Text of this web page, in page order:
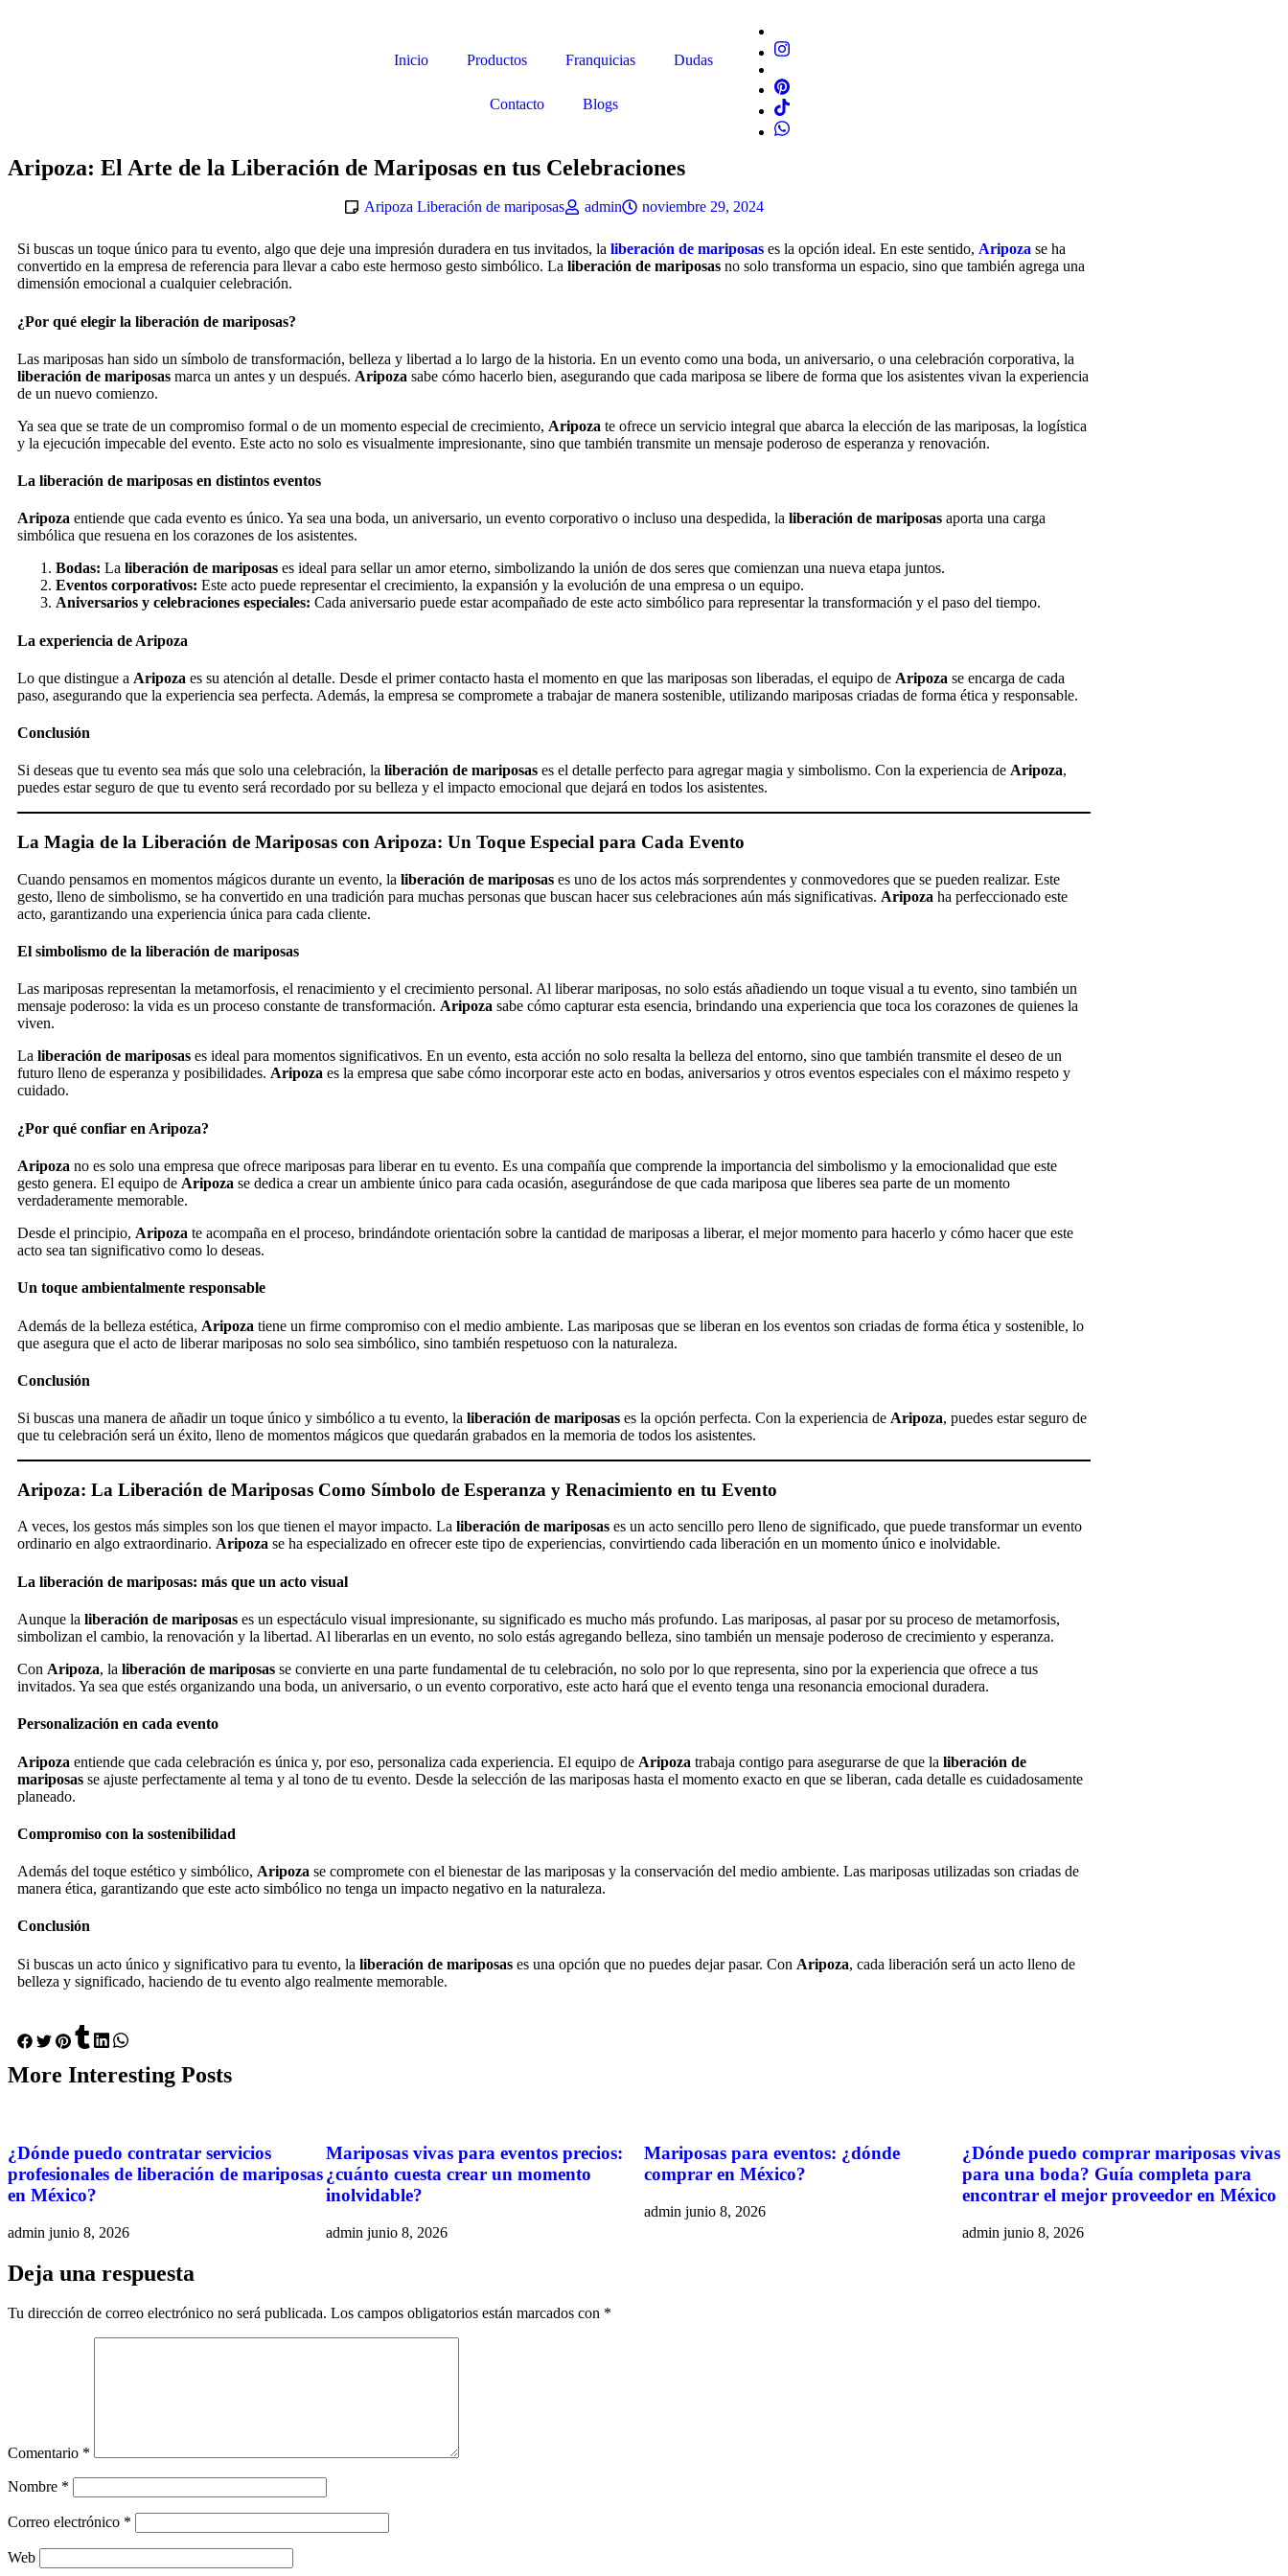
Inicio Productos Franquicias Dudas
Contacto Blogs
Aripoza: El Arte de la Liberación de Mariposas en tus Celebraciones
Aripoza Liberación de mariposas admin noviembre 29, 2024
Si buscas un toque único para tu evento, algo que deje una impresión duradera en tus invitados, la liberación de mariposas es la opción ideal. En este sentido, Aripoza se ha
convertido en la empresa de referencia para llevar a cabo este hermoso gesto simbólico. La liberación de mariposas no solo transforma un espacio, sino que también agrega una
dimensión emocional a cualquier celebración.
¿Por qué elegir la liberación de mariposas?
Las mariposas han sido un símbolo de transformación, belleza y libertad a lo largo de la historia. En un evento como una boda, un aniversario, o una celebración corporativa, la
liberación de mariposas marca un antes y un después. Aripoza sabe cómo hacerlo bien, asegurando que cada mariposa se libere de forma que los asistentes vivan la experiencia
de un nuevo comienzo.
Ya sea que se trate de un compromiso formal o de un momento especial de crecimiento, Aripoza te ofrece un servicio integral que abarca la elección de las mariposas, la logística
y la ejecución impecable del evento. Este acto no solo es visualmente impresionante, sino que también transmite un mensaje poderoso de esperanza y renovación.
La liberación de mariposas en distintos eventos
Aripoza entiende que cada evento es único. Ya sea una boda, un aniversario, un evento corporativo o incluso una despedida, la liberación de mariposas aporta una carga
simbólica que resuena en los corazones de los asistentes.
Bodas: La liberación de mariposas es ideal para sellar un amor eterno, simbolizando la unión de dos seres que comienzan una nueva etapa juntos.
Eventos corporativos: Este acto puede representar el crecimiento, la expansión y la evolución de una empresa o un equipo.
Aniversarios y celebraciones especiales: Cada aniversario puede estar acompañado de este acto simbólico para representar la transformación y el paso del tiempo.
La experiencia de Aripoza
Lo que distingue a Aripoza es su atención al detalle. Desde el primer contacto hasta el momento en que las mariposas son liberadas, el equipo de Aripoza se encarga de cada
paso, asegurando que la experiencia sea perfecta. Además, la empresa se compromete a trabajar de manera sostenible, utilizando mariposas criadas de forma ética y responsable.
Conclusión
Si deseas que tu evento sea más que solo una celebración, la liberación de mariposas es el detalle perfecto para agregar magia y simbolismo. Con la experiencia de Aripoza,
puedes estar seguro de que tu evento será recordado por su belleza y el impacto emocional que dejará en todos los asistentes.
La Magia de la Liberación de Mariposas con Aripoza: Un Toque Especial para Cada Evento
Cuando pensamos en momentos mágicos durante un evento, la liberación de mariposas es uno de los actos más sorprendentes y conmovedores que se pueden realizar. Este
gesto, lleno de simbolismo, se ha convertido en una tradición para muchas personas que buscan hacer sus celebraciones aún más significativas. Aripoza ha perfeccionado este
acto, garantizando una experiencia única para cada cliente.
El simbolismo de la liberación de mariposas
Las mariposas representan la metamorfosis, el renacimiento y el crecimiento personal. Al liberar mariposas, no solo estás añadiendo un toque visual a tu evento, sino también un
mensaje poderoso: la vida es un proceso constante de transformación. Aripoza sabe cómo capturar esta esencia, brindando una experiencia que toca los corazones de quienes la
viven.
La liberación de mariposas es ideal para momentos significativos. En un evento, esta acción no solo resalta la belleza del entorno, sino que también transmite el deseo de un
futuro lleno de esperanza y posibilidades. Aripoza es la empresa que sabe cómo incorporar este acto en bodas, aniversarios y otros eventos especiales con el máximo respeto y
cuidado.
¿Por qué confiar en Aripoza?
Aripoza no es solo una empresa que ofrece mariposas para liberar en tu evento. Es una compañía que comprende la importancia del simbolismo y la emocionalidad que este
gesto genera. El equipo de Aripoza se dedica a crear un ambiente único para cada ocasión, asegurándose de que cada mariposa que liberes sea parte de un momento
verdaderamente memorable.
Desde el principio, Aripoza te acompaña en el proceso, brindándote orientación sobre la cantidad de mariposas a liberar, el mejor momento para hacerlo y cómo hacer que este
acto sea tan significativo como lo deseas.
Un toque ambientalmente responsable
Además de la belleza estética, Aripoza tiene un firme compromiso con el medio ambiente. Las mariposas que se liberan en los eventos son criadas de forma ética y sostenible, lo
que asegura que el acto de liberar mariposas no solo sea simbólico, sino también respetuoso con la naturaleza.
Conclusión
Si buscas una manera de añadir un toque único y simbólico a tu evento, la liberación de mariposas es la opción perfecta. Con la experiencia de Aripoza, puedes estar seguro de
que tu celebración será un éxito, lleno de momentos mágicos que quedarán grabados en la memoria de todos los asistentes.
Aripoza: La Liberación de Mariposas Como Símbolo de Esperanza y Renacimiento en tu Evento
A veces, los gestos más simples son los que tienen el mayor impacto. La liberación de mariposas es un acto sencillo pero lleno de significado, que puede transformar un evento
ordinario en algo extraordinario. Aripoza se ha especializado en ofrecer este tipo de experiencias, convirtiendo cada liberación en un momento único e inolvidable.
La liberación de mariposas: más que un acto visual
Aunque la liberación de mariposas es un espectáculo visual impresionante, su significado es mucho más profundo. Las mariposas, al pasar por su proceso de metamorfosis,
simbolizan el cambio, la renovación y la libertad. Al liberarlas en un evento, no solo estás agregando belleza, sino también un mensaje poderoso de crecimiento y esperanza.
Con Aripoza, la liberación de mariposas se convierte en una parte fundamental de tu celebración, no solo por lo que representa, sino por la experiencia que ofrece a tus
invitados. Ya sea que estés organizando una boda, un aniversario, o un evento corporativo, este acto hará que el evento tenga una resonancia emocional duradera.
Personalización en cada evento
Aripoza entiende que cada celebración es única y, por eso, personaliza cada experiencia. El equipo de Aripoza trabaja contigo para asegurarse de que la liberación de
mariposas se ajuste perfectamente al tema y al tono de tu evento. Desde la selección de las mariposas hasta el momento exacto en que se liberan, cada detalle es cuidadosamente
planeado.
Compromiso con la sostenibilidad
Además del toque estético y simbólico, Aripoza se compromete con el bienestar de las mariposas y la conservación del medio ambiente. Las mariposas utilizadas son criadas de
manera ética, garantizando que este acto simbólico no tenga un impacto negativo en la naturaleza.
Conclusión
Si buscas un acto único y significativo para tu evento, la liberación de mariposas es una opción que no puedes dejar pasar. Con Aripoza, cada liberación será un acto lleno de
belleza y significado, haciendo de tu evento algo realmente memorable.
More Interesting Posts
¿Dónde puedo contratar servicios
profesionales de liberación de mariposas
en México?
admin junio 8, 2026
Mariposas vivas para eventos precios:
¿cuánto cuesta crear un momento
inolvidable?
admin junio 8, 2026
Mariposas para eventos: ¿dónde
comprar en México?
admin junio 8, 2026
¿Dónde puedo comprar mariposas vivas
para una boda? Guía completa para
encontrar el mejor proveedor en México
admin junio 8, 2026
Deja una respuesta
Tu dirección de correo electrónico no será publicada. Los campos obligatorios están marcados con *
Comentario *
Nombre *
Correo electrónico *
Web